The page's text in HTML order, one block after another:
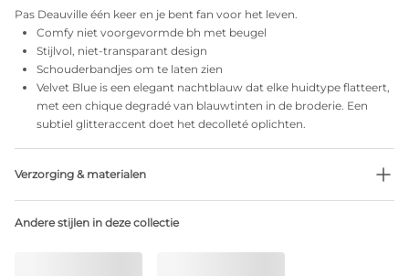
Pas Deauville één keer en je bent fan voor het leven.
Comfy niet voorgevormde bh met beugel
Stijlvol, niet-transparant design
Schouderbandjes om te laten zien
Velvet Blue is een elegant nachtblauw dat elke huidtype flatteert,
met een chique degradé van blauwtinten in de broderie. Een
subtiel glitteraccent doet het decolleté oplichten.
Verzorging & materialen
Geen professionele reiniging
Niet trommeldrogen
Andere stijlen in deze collectie